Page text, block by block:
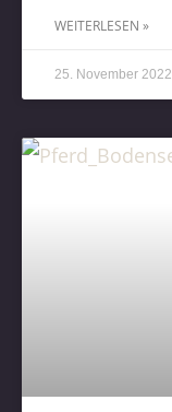
WEITERLESEN »
25. November 2022